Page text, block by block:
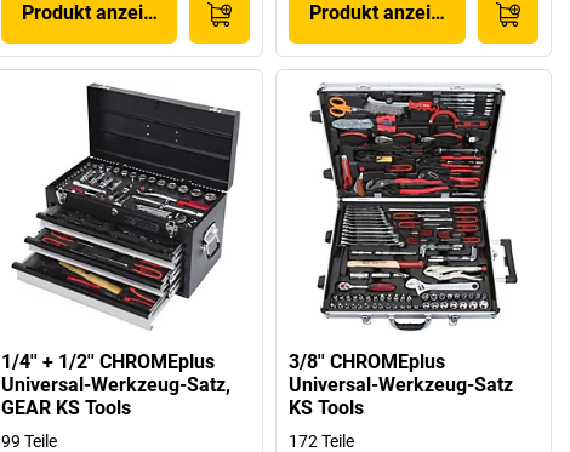
Produkt anzeigen Produkt anzeigen
1/4'' + 1/2'' CHROMEplus
Universal-Werkzeug-Satz,
GEAR KS Tools
99 Teile
3/8'' CHROMEplus
Universal-Werkzeug-Satz
KS Tools
172 Teile